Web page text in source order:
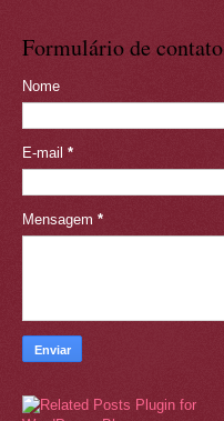
Formulário de contato
Nome
E-mail *
Mensagem *